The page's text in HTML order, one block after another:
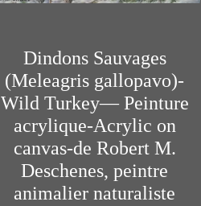
Dindons Sauvages
(Meleagris gallopavo)-
Wild Turkey— Peinture
acrylique-Acrylic on
canvas-de Robert M.
Deschenes, peintre
animalier naturaliste